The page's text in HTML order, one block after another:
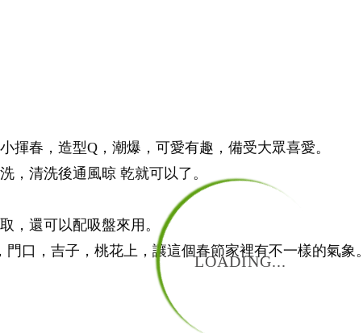
LOADING...
揮春，造型Q，潮爆，可愛有趣，備受大眾喜愛。
，清洗後通風晾 乾就可以了。
，還可以配吸盤來用。
口，吉子，桃花上，讓這個春節家裡有不一樣的氣象。